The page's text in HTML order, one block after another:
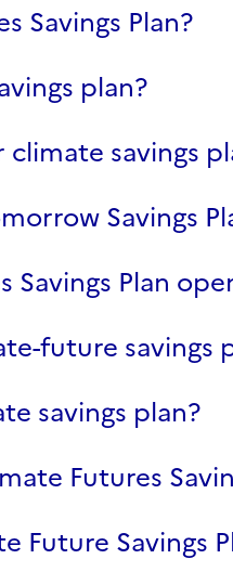
Savings Plan?
plan?
savings
Savings
Plan
future savings
savings plan?
Futures
Future Savings